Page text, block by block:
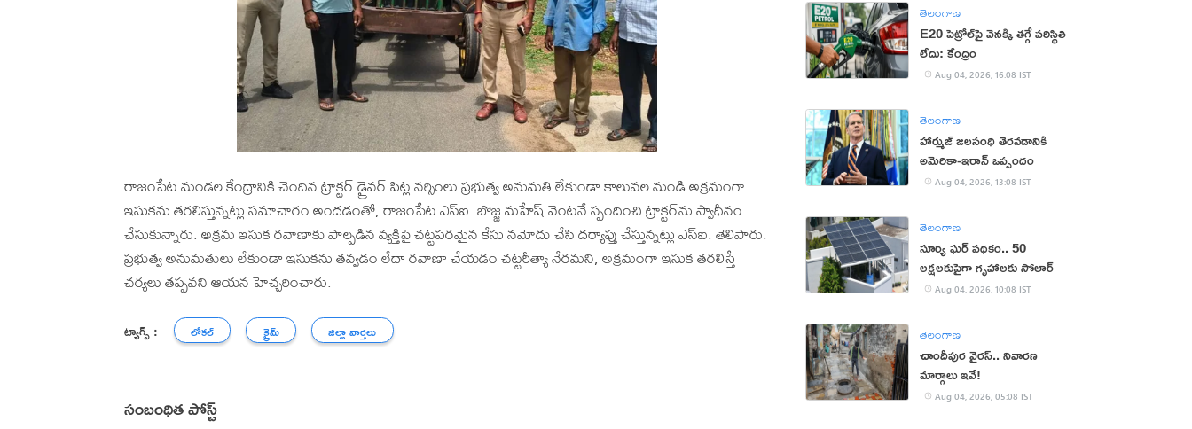
రాజంపేట మండల కేంద్రానికి చెందిన ట్రాక్టర్ డ్రైవర్ పిట్ల నర్సింలు ప్రభుత్వ అనుమతి లేకుండా కాలువల నుండి అక్రమంగా
ఇసుకను తరలిస్తున్నట్లు సమాచారం అందడంతో, రాజంపేట ఎస్ఐ. బొజ్జ మహేష్ వెంటనే స్పందించి ట్రాక్టర్‌ను స్వాధీనం
చేసుకున్నారు. అక్రమ ఇసుక రవాణాకు పాల్పడిన వ్యక్తిపై చట్టపరమైన కేసు నమోదు చేసి దర్యాప్తు చేస్తున్నట్లు ఎస్ఐ. తెలిపారు.
ప్రభుత్వ అనుమతులు లేకుండా ఇసుకను తవ్వడం లేదా రవాణా చేయడం చట్టరీత్యా నేరమని, అక్రమంగా ఇసుక తరలిస్తే
చర్యలు తప్పవని ఆయన హెచ్చరించారు.
ట్యాగ్స్ : లోకల్ క్రైమ్ జిల్లా వార్తలు
సంబంధిత పోస్ట్
తెలంగాణ
E20 పెట్రోల్‌పై వెనక్కి తగ్గే పరిస్థితి
లేదు: కేంద్రం
Aug 04, 2026, 16:08 IST
తెలంగాణ
హార్ముజ్ జలసంధి తెరవడానికి
అమెరికా-ఇరాన్ ఒప్పందం
Aug 04, 2026, 13:08 IST
తెలంగాణ
సూర్య ఘర్ పథకం.. 50
లక్షలకుపైగా గృహాలకు సోలార్
Aug 04, 2026, 10:08 IST
తెలంగాణ
చాందీపుర వైరస్.. నివారణ
మార్గాలు ఇవే!
Aug 04, 2026, 05:08 IST